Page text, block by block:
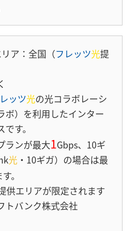
ア：全国（フレッツ光提
ッツ光の光コラボレーシ
ボ）を利用したインター
す。
ランが最大1Gbps、10ギ
光 ・10ギガ）の場合は最
。
供エリアが限定されます
トバンク株式会社